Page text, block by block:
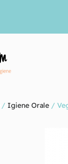
/ Igiene Orale /